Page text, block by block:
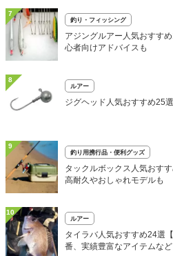
7
釣り・フィッシング
アジングルアー人気おすす
心者向けアドバイスも
8
ルアー
ジグヘッド人気おすすめ25
9
釣り用携行品・便利グッズ
タックルボックス人気おす
高耐久やおしゃれモデルも
10
ルアー
タイラバ人気おすすめ24選
番、実績豊富なアイテムなど